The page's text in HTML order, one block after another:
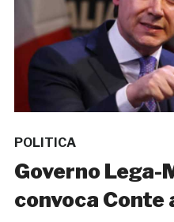
POLITICA
Governo
convoca Conte